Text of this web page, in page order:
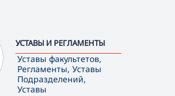
УСТАВЫ И РЕГЛАМЕНТЫ
Уставы факультетов,
Регламенты, Уставы
Подразделений,
Уставы